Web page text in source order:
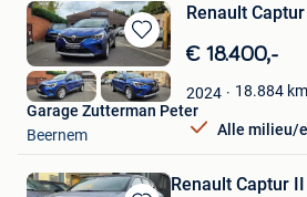
Bewaren
in
Mijn
Favorieten
Renault
€ 18.400,-
2024 18.884 km
Alle milieu/
Garage Zutterman Peter
Beernem
Renault Captur